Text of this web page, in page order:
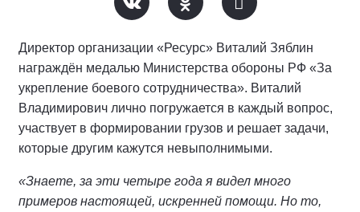
Директор организации «Ресурс» Виталий Зяблин
награждён медалью Министерства обороны РФ «За
укрепление боевого сотрудничества». Виталий
Владимирович лично погружается в каждый вопрос,
участвует в формировании грузов и решает задачи,
которые другим кажутся невыполнимыми.
«Знаете, за эти четыре года я видел много
примеров настоящей, искренней помощи. Но то,